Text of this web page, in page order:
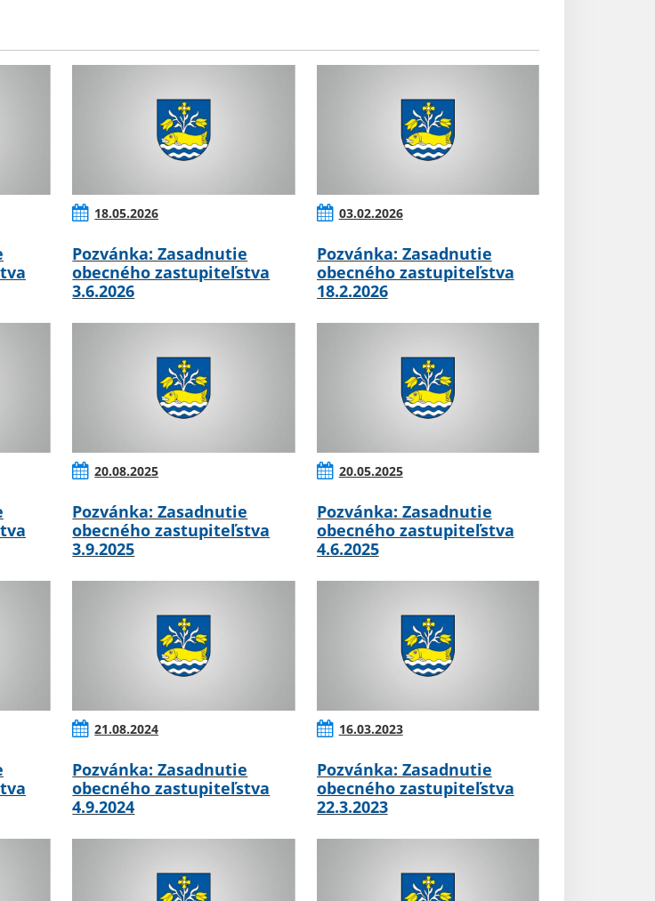
18.05.2026
Pozvánka: Zasadnutie
obecného zastupiteľstva
3.6.2026
03.02.2026
Pozvánka: Zasadnutie
obecného zastupiteľstva
18.2.2026
20.08.2025
Pozvánka: Zasadnutie
obecného zastupiteľstva
3.9.2025
20.05.2025
Pozvánka: Zasadnutie
obecného zastupiteľstva
4.6.2025
21.08.2024
Pozvánka: Zasadnutie
obecného zastupiteľstva
4.9.2024
16.03.2023
Pozvánka: Zasadnutie
obecného zastupiteľstva
22.3.2023